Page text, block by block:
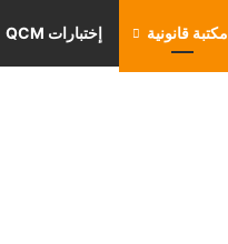
مكتبة قانونية إختبارات QCM